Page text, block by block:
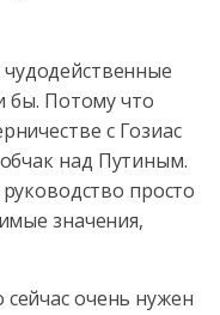
бы. Потому что
с Гозиас
над Путиным.
просто
значения,
очень нужен